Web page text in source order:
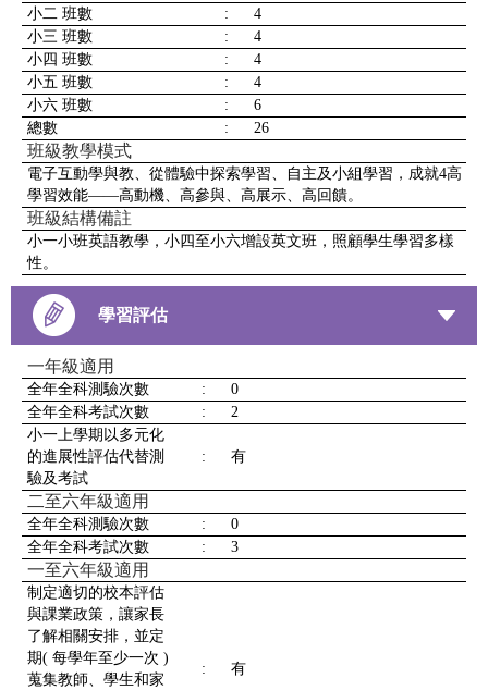
小二 班數
:
4
小三 班數
:
4
小四 班數
:
4
小五 班數
:
4
小六 班數
:
6
總數
: 26
班級教學模式
電子互動學與教、從體驗中探索學習、自主及小組學習，成就4高
學習效能——高動機、高參與、高展示、高回饋。
班級結構備註
小一小班英語教學，小四至小六增設英文班，照顧學生學習多樣
性。
學習評估
一年級適用
全年全科測驗次數 :
0
全年全科考試次數
:
2
小一上學期以多元化
的進展性評估代替測
驗及考試
: 有
二至六年級適用
全年全科測驗次數 :
0
全年全科考試次數
: 3
一至六年級適用
制定適切的校本評估
與課業政策，讓家長
了解相關安排，並定
期( 每學年至少一次 )
蒐集教師、學生和家
: 有